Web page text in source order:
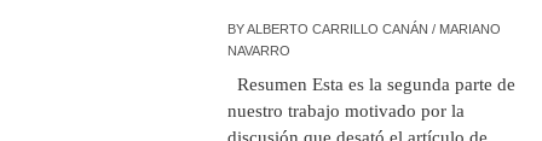
BYALBERTO CARRILLO CANÁN / MARIANO
NAVARRO
Resumen Esta es la segunda parte de
nuestro trabajo motivado por la
discusión que desató el artículo de